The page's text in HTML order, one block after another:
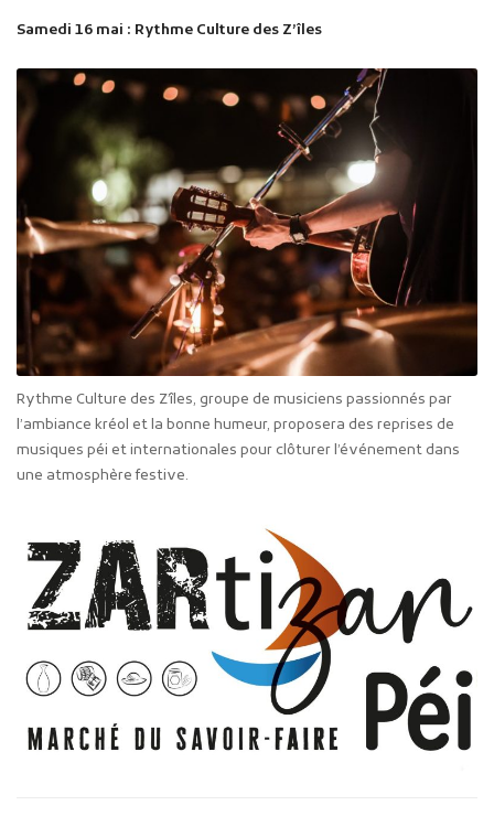
Samedi 16 mai : Rythme Culture des Z’îles
Rythme Culture des Z’îles, groupe de musiciens passionnés par
l’ambiance kréol et la bonne humeur, proposera des reprises de
musiques péi et internationales pour clôturer l’événement dans
une atmosphère festive.